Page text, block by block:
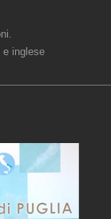
e inglese